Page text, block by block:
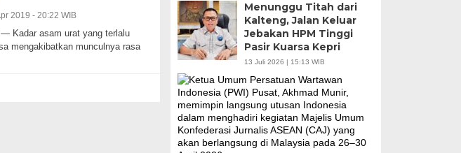
2019 - 20:22 WIB
Kadar asam urat yang terlalu
mengakibatkan munculnya rasa
Menunggu Titah dari
Kalteng, Jalan Keluar
Jebakan HPM Tinggi
Pasir Kuarsa Kepri
13 Juli 2026 | 15:13 WIB